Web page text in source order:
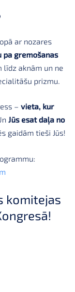
ar nozares
pa gremošanas
līdz aknām un ne
prizmu.
– vieta, kur
Jūs esat daļa no
gaidām tieši Jūs!
komitejas